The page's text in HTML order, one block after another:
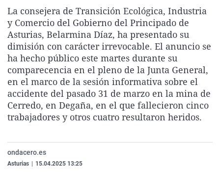
La rosa de los vientos
Gente viajera
Como el perro y el
Caso
Retornados
Equipo de
Operación Viuda
Extremadura
Galicia
La Rioja
Navarra
País Vasco
Virales
Televisión
Elecciones
La consejera de Transición Ecológica, Industria
y Comercio del Gobierno del Principado de
Asturias, Belarmina Díaz, ha presentado su
dimisión con carácter irrevocable. El anuncio se
ha hecho público este martes durante su
comparecencia en el pleno de la Junta General,
en el marco de la sesión informativa sobre el
accidente del pasado 31 de marzo en la mina de
Cerredo, en Degaña, en el que fallecieron cinco
trabajadores y otros cuatro resultaron heridos.
ondacero.es
Asturias 15.04.2025 13:25